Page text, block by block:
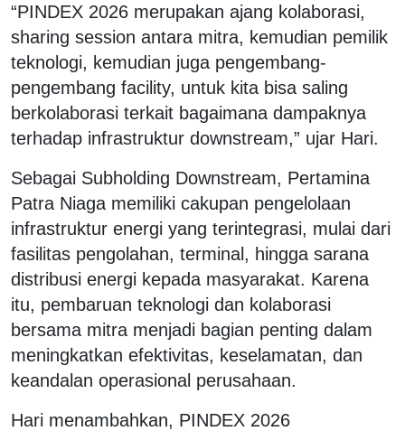
“PINDEX 2026 merupakan ajang kolaborasi,
sharing session antara mitra, kemudian pemilik
teknologi, kemudian juga pengembang-
pengembang facility, untuk kita bisa saling
berkolaborasi terkait bagaimana dampaknya
terhadap infrastruktur downstream,” ujar Hari.
Sebagai Subholding Downstream, Pertamina
Patra Niaga memiliki cakupan pengelolaan
infrastruktur energi yang terintegrasi, mulai dari
fasilitas pengolahan, terminal, hingga sarana
distribusi energi kepada masyarakat. Karena
itu, pembaruan teknologi dan kolaborasi
bersama mitra menjadi bagian penting dalam
meningkatkan efektivitas, keselamatan, dan
keandalan operasional perusahaan.
Hari menambahkan, PINDEX 2026